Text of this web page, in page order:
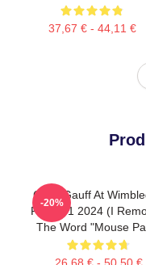
37,67 € - 44,11 €
Coco Gauff At
Round 1 2024 (I
The Word "Mouse
26,68 € - 50,50 €
-20%